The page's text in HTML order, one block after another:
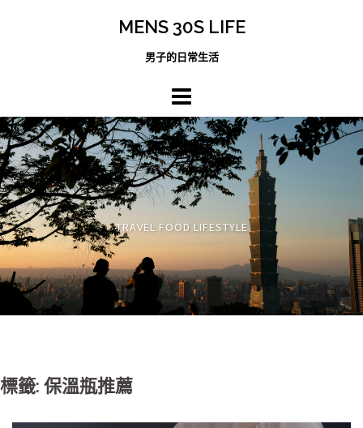
MENS 30S LIFE
男子的日常生活
TRAVEL FOOD LIFESTYLE
標籤: 保溫瓶推薦